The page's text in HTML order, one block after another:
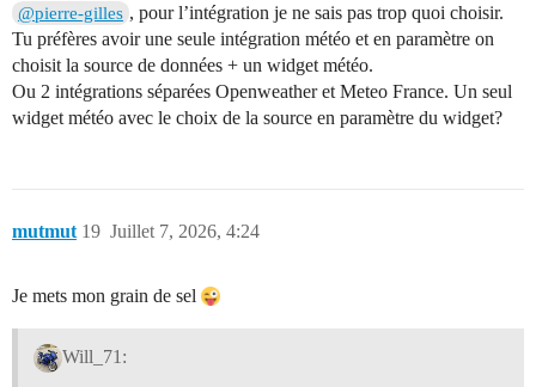
@pierre-gilles , pour l’intégration je ne sais pas trop quoi choisir.
Tu préfères avoir une seule intégration météo et en paramètre on
choisit la source de données + un widget météo.
Ou 2 intégrations séparées Openweather et Meteo France. Un seul
widget météo avec le choix de la source en paramètre du widget?
mutmut Juillet 7, 2026, 4:24
19
Je mets mon grain de sel
Will_71: